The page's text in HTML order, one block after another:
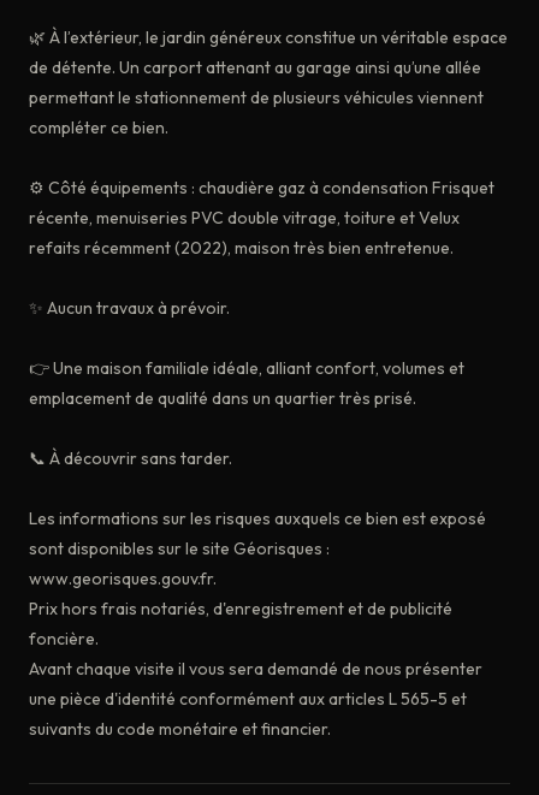
🌿 À l’extérieur, le jardin généreux constitue un véritable espace
de détente. Un carport attenant au garage ainsi qu’une allée
permettant le stationnement de plusieurs véhicules viennent
compléter ce bien.
⚙️ Côté équipements : chaudière gaz à condensation Frisquet
récente, menuiseries PVC double vitrage, toiture et Velux
refaits récemment (2022), maison très bien entretenue.
✨ Aucun travaux à prévoir.
👉 Une maison familiale idéale, alliant confort, volumes et
emplacement de qualité dans un quartier très prisé.
📞 À découvrir sans tarder.
Les informations sur les risques auxquels ce bien est exposé
sont disponibles sur le site Géorisques :
www.georisques.gouv.fr.
Prix hors frais notariés, d'enregistrement et de publicité
foncière.
Avant chaque visite il vous sera demandé de nous présenter
une pièce d'identité conformément aux articles L 565-5 et
suivants du code monétaire et financier.